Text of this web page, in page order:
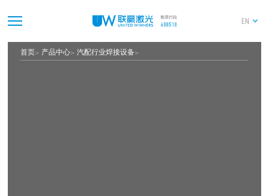
EN
首页 产品中心 汽配行业焊接设备